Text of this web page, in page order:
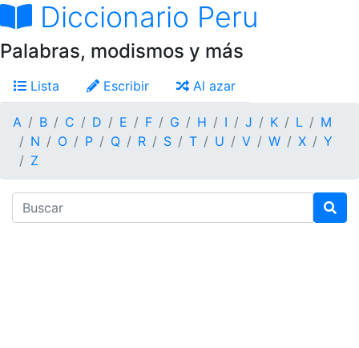
Diccionario Peru
Palabras, modismos y más
Lista Escribir Al azar
A B C D E F G H I J K L
M
N
O P Q R S T U V W X
Y
Z